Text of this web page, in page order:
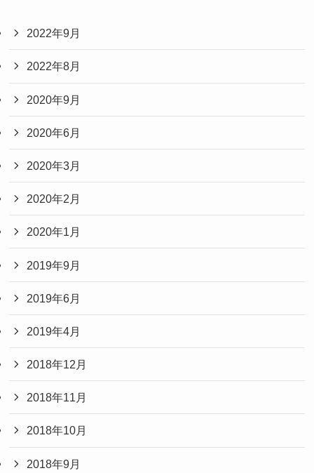
2022年9月
2022年8月
2020年9月
2020年6月
2020年3月
2020年2月
2020年1月
2019年9月
2019年6月
2019年4月
2018年12月
2018年11月
2018年10月
2018年9月